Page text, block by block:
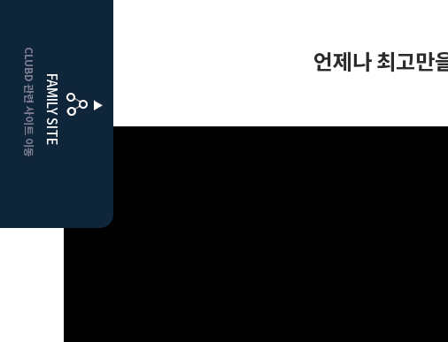
FAMILY SITE
CLUBD 관련 사이트 이동
클럽디더플레이어스
언제나 최고만